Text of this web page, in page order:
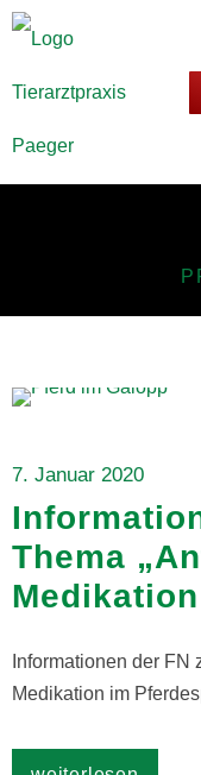
7. Januar 2020
Thema
Informationen der FN
Medikation im